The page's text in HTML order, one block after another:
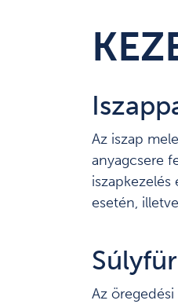
Az iszap
anyagcsere
esetén,
Az